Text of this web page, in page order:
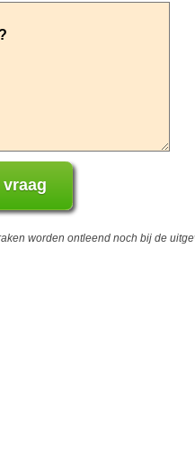
worden ontleend noch bij de